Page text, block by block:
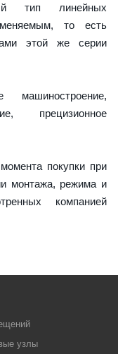
тип линейных
то есть
этой же серии
машиностроение,
прецизионное
покупки при
монтажа, режима и
компанией
узлы